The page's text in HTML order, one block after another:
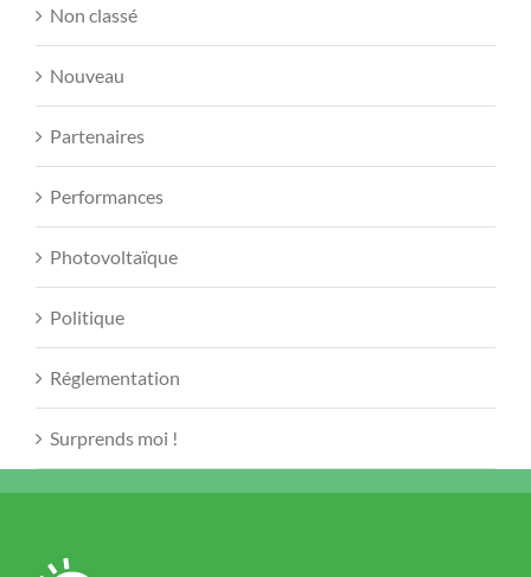
Non classé
Nouveau
Partenaires
Performances
Photovoltaïque
Politique
Réglementation
Surprends moi !